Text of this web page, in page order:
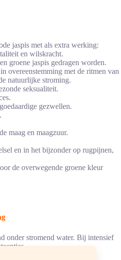
jaspis met als extra werking:
en wilskracht.
groene jaspis gedragen worden.
overeenstemming met de ritmen van
natuurlijke stroming.
seksualiteit.
gezwellen.
maag en maagzuur.
en in het bijzonder op rugpijnen,
de overwegende groene kleur
onder stromend water. Bij intensief
bergkristalgroep of